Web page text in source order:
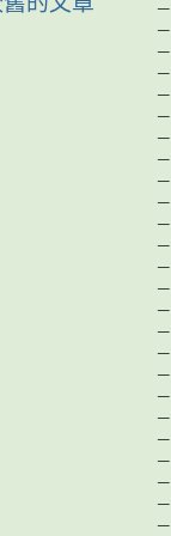
－
－
－
－
－
－
－
－
－
－
－
－
－
－
－
－
－
－
－
－
－
－
－
－
－